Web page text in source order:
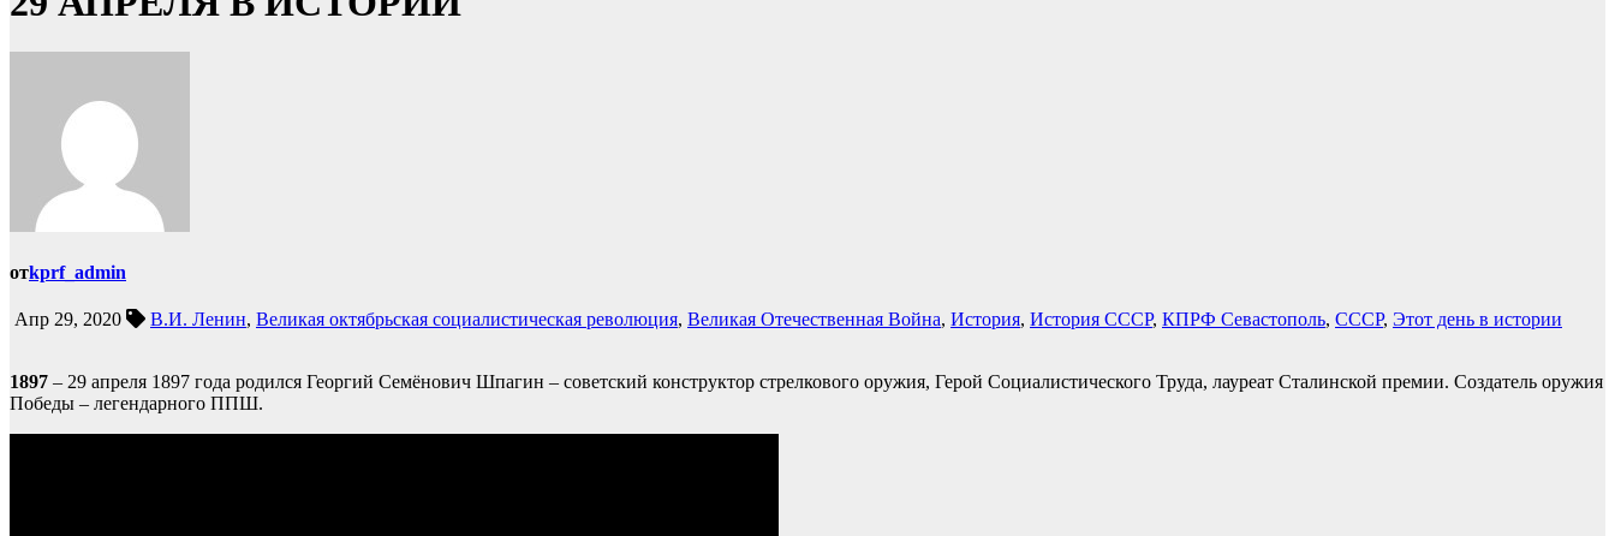
отkprf_admin
Апр 29, 2020 В.И. Ленин, Великая октябрьская социалистическая революция, Великая Отечественная Война, История, История СССР, КПРФ Севастополь, СССР, Этот день в истории
1897 – 29 апреля 1897 года родился Георгий Семёнович Шпагин – советский конструктор стрелкового оружия, Герой Социалистического Труда, лауреат Сталинской премии. Создатель оружия
Победы – легендарного ППШ.